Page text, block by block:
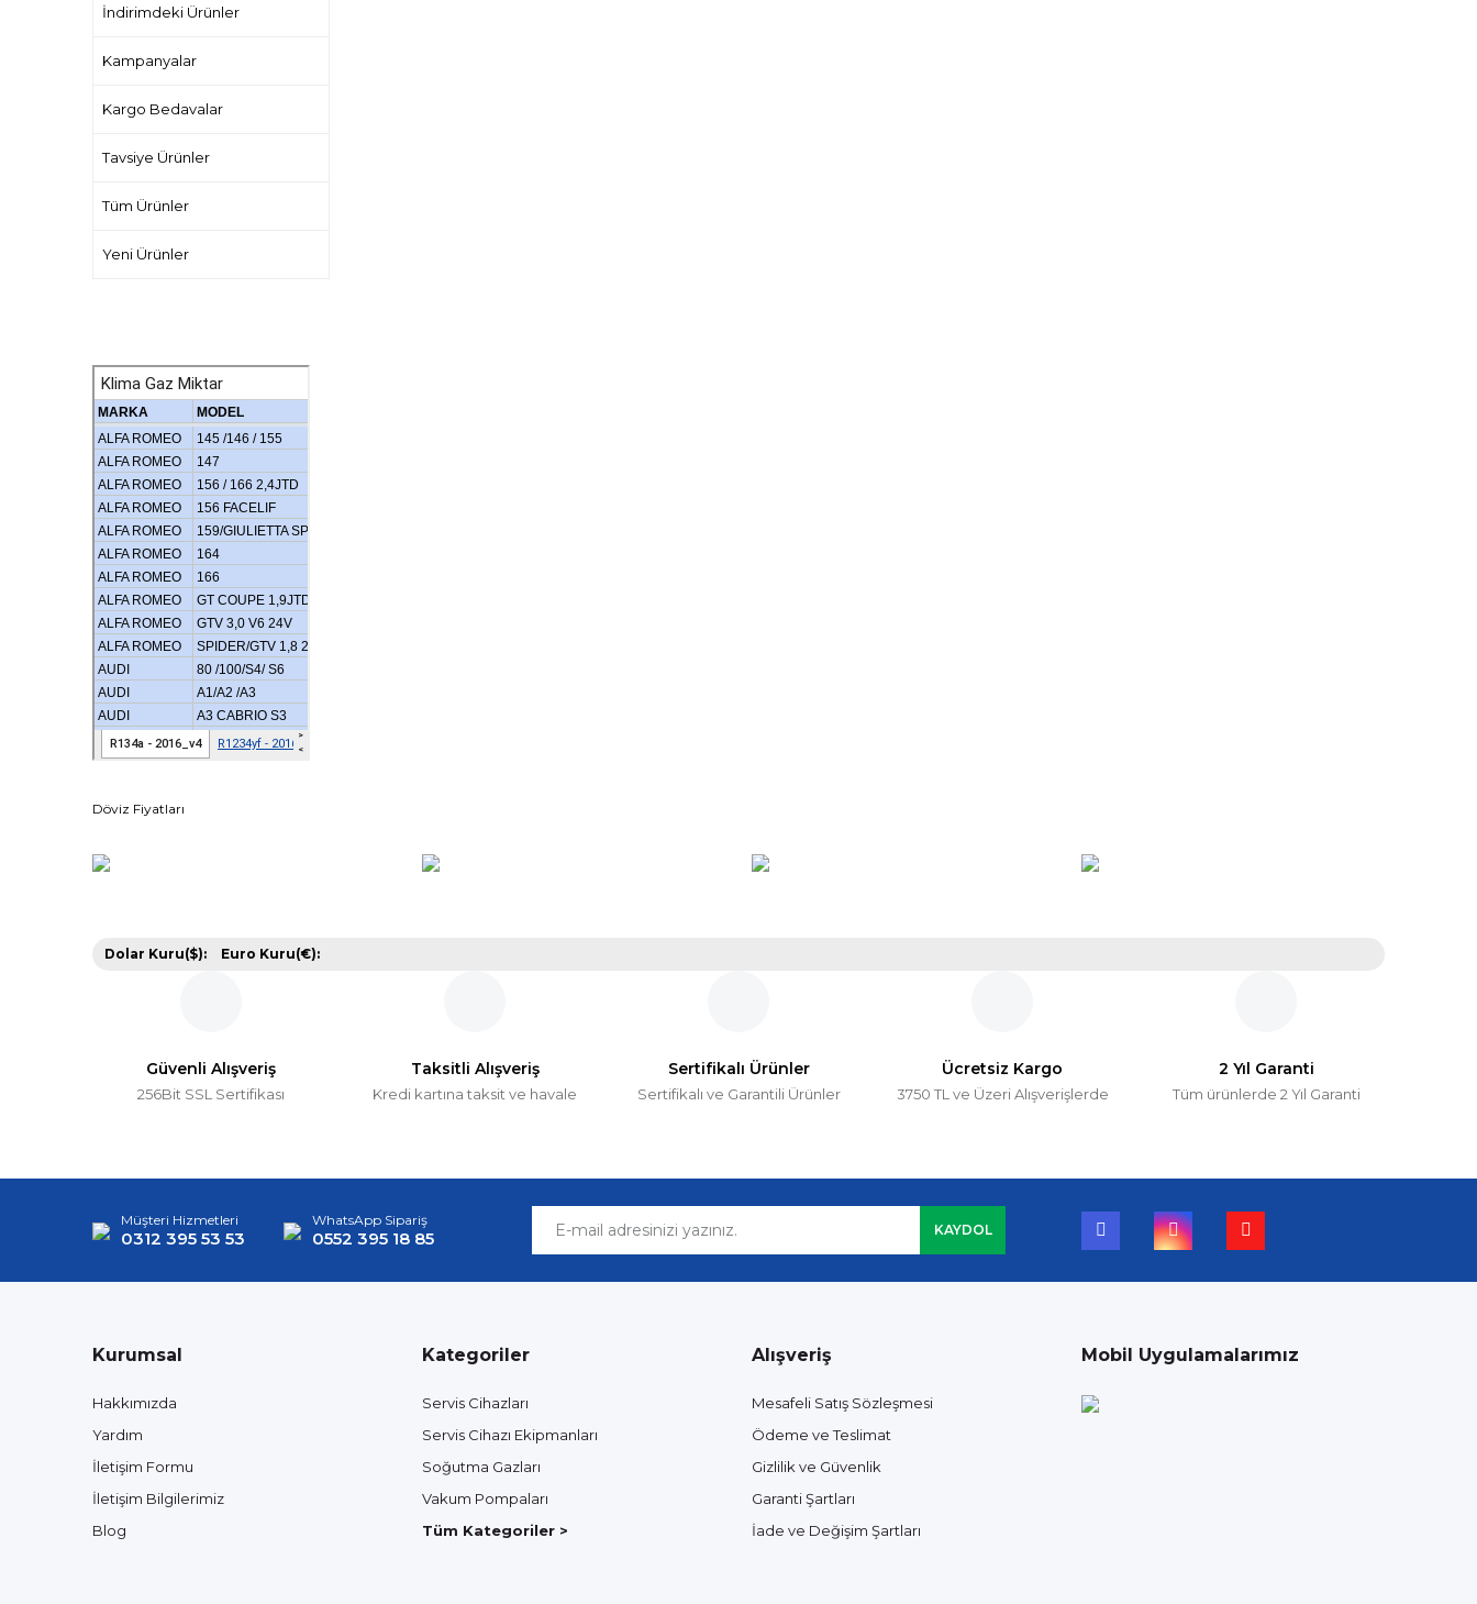
İndirimdeki Ürünler
Kampanyalar
Kargo Bedavalar
Tavsiye Ürünler
Tüm Ürünler
Yeni Ürünler
Döviz Fiyatları
Dolar Kuru($): Euro Kuru(€):
Güvenli Alışveriş
256Bit SSL Sertifikası
Taksitli Alışveriş
Kredi kartına taksit ve havale
Sertifikalı Ürünler
Sertifikalı ve Garantili Ürünler
Ücretsiz Kargo
3750 TL ve Üzeri Alışverişlerde
2 Yıl Garanti
Tüm ürünlerde 2 Yıl Garanti
Müşteri Hizmetleri
0312 395 53 53
WhatsApp Sipariş
0552 395 18 85 KAYDOL
Kurumsal
Hakkımızda
Yardım
İletişim Formu
İletişim Bilgilerimiz
Blog
Kategoriler
Servis Cihazları
Servis Cihazı Ekipmanları
Soğutma Gazları
Vakum Pompaları
Tüm Kategoriler >
Alışveriş
Mesafeli Satış Sözleşmesi
Ödeme ve Teslimat
Gizlilik ve Güvenlik
Garanti Şartları
İade ve Değişim Şartları
Mobil Uygulamalarımız